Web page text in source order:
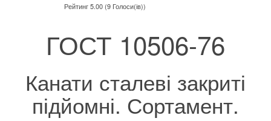
Рейтинг 5.00 (9 Голоси(ів))
ГОСТ 10506-76
Канати сталеві закриті
підйомні. Сортамент.